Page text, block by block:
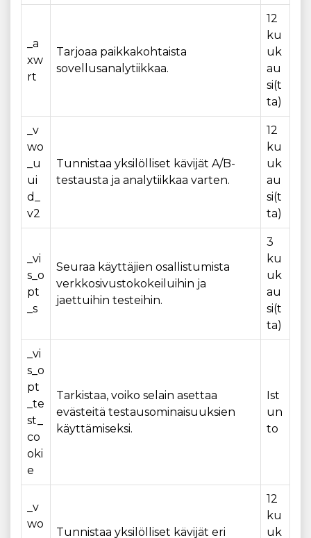
_a
xw
rt
Tarjoaa paikkakohtaista
sovellusanalytiikkaa.
12
ku
uk
au
si(t
ta)
_v
wo
_u
ui
d_
v2
Tunnistaa yksilölliset kävijät A/B-
testausta ja analytiikkaa varten.
12
ku
uk
au
si(t
ta)
_vi
s_o
pt
_s
Seuraa käyttäjien osallistumista
verkkosivustokokeiluihin ja
jaettuihin testeihin.
3
ku
uk
au
si(t
ta)
_vi
s_o
pt
_te
st_
co
oki
e
Tarkistaa, voiko selain asettaa
evästeitä testausominaisuuksien
käyttämiseksi.
Ist
un
to
_v
wo
Tunnistaa yksilölliset kävijät eri
12
ku
uk